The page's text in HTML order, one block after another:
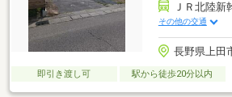
ＪＲ北陸新
その他の交通
長野県上田
即引き渡し可 駅から徒歩20分以内